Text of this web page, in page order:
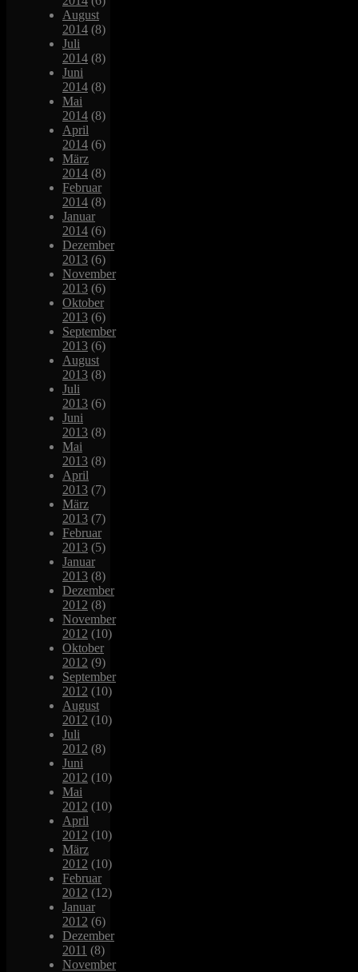
August
2014 (8)
Juli
2014 (8)
Juni
2014 (8)
Mai
2014 (8)
April
2014 (6)
März
2014 (8)
Februar
2014 (8)
Januar
2014 (6)
Dezember
2013 (6)
November
2013 (6)
Oktober
2013 (6)
September
2013 (6)
August
2013 (8)
Juli
2013 (6)
Juni
2013 (8)
Mai
2013 (8)
April
2013 (7)
März
2013 (7)
Februar
2013 (5)
Januar
2013 (8)
Dezember
2012 (8)
November
2012 (10)
Oktober
2012 (9)
September
2012 (10)
August
2012 (10)
Juli
2012 (8)
Juni
2012 (10)
Mai
2012 (10)
April
2012 (10)
März
2012 (10)
Februar
2012 (12)
Januar
2012 (6)
Dezember
2011 (8)
November